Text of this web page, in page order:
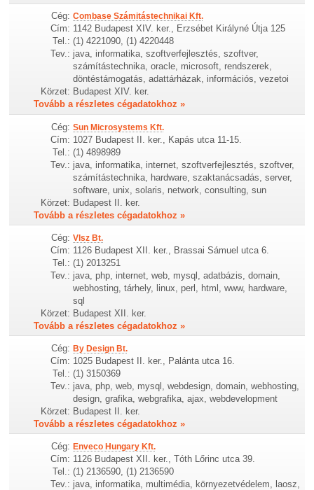
Cég: Combase Számitástechnikai Kft.
Cím: 1142 Budapest XIV. ker., Erzsébet Királyné Útja 125
Tel.: (1) 4221090, (1) 4220448
Tev.: java, informatika, szoftverfejlesztés, szoftver,
számítástechnika, oracle, microsoft, rendszerek,
döntéstámogatás, adattárházak, információs, vezetoi
Körzet: Budapest XIV. ker.
Tovább a részletes cégadatokhoz »
Cég: Sun Microsystems Kft.
Cím: 1027 Budapest II. ker., Kapás utca 11-15.
Tel.: (1) 4898989
Tev.: java, informatika, internet, szoftverfejlesztés, szoftver,
számítástechnika, hardware, szaktanácsadás, server,
software, unix, solaris, network, consulting, sun
Körzet: Budapest II. ker.
Tovább a részletes cégadatokhoz »
Cég: Vlsz Bt.
Cím: 1126 Budapest XII. ker., Brassai Sámuel utca 6.
Tel.: (1) 2013251
Tev.: java, php, internet, web, mysql, adatbázis, domain,
webhosting, tárhely, linux, perl, html, www, hardware,
sql
Körzet: Budapest XII. ker.
Tovább a részletes cégadatokhoz »
Cég: By Design Bt.
Cím: 1025 Budapest II. ker., Palánta utca 16.
Tel.: (1) 3150369
Tev.: java, php, web, mysql, webdesign, domain, webhosting,
design, grafika, webgrafika, ajax, webdevelopment
Körzet: Budapest II. ker.
Tovább a részletes cégadatokhoz »
Cég: Enveco Hungary Kft.
Cím: 1126 Budapest XII. ker., Tóth Lőrinc utca 39.
Tel.: (1) 2136590, (1) 2136590
Tev.: java, informatika, multimédia, környezetvédelem, laosz,